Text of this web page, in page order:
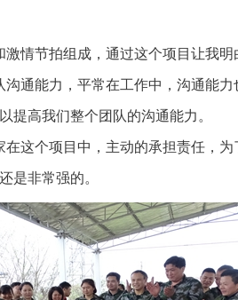
节拍组成，通过这个项目让我明
能力，平常在工作中，沟通能力
提高我们整个团队的沟通能力。
个项目中，主动的承担责任，为
是非常强的。